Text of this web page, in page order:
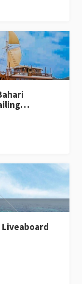
Liveaboard